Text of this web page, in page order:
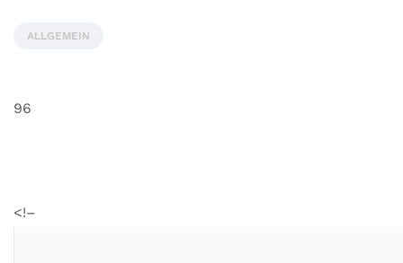
ALLGEMEIN
96
<!–